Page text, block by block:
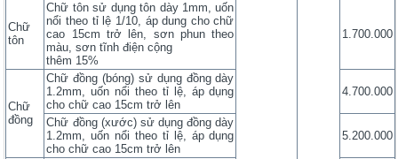
Chữ
tôn
Chữ tôn sử dụng tôn dày 1mm, uốn
nổi theo tỉ lệ 1/10, áp dung cho chữ
cao 15cm trở lên, sơn phun theo
màu, sơn tĩnh điện cộng
thêm 15%
1.700.000
Chữ
đồng
Chữ đồng (bóng) sử dụng đồng dày
1.2mm, uốn nổi theo tỉ lệ, áp dụng
cho chữ cao 15cm trở lên
4.700.000
Chữ đồng (xước) sử dụng đồng dày
1.2mm, uốn nổi theo tỉ lệ, áp dụng
cho chữ cao 15cm trở lên
5.200.000